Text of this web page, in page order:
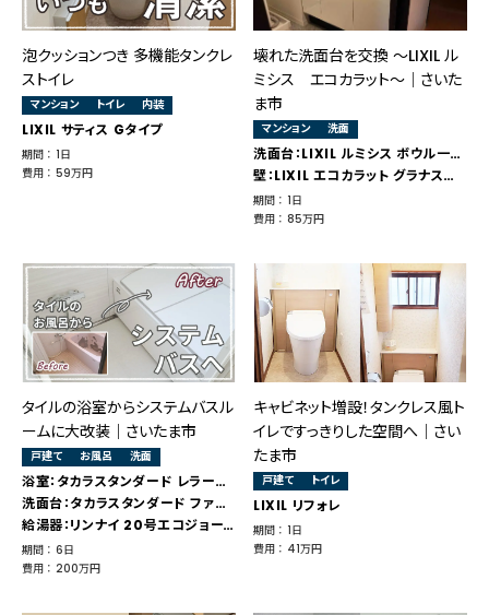
泡クッションつき 多機能タンクレ
ストイレ
マンション トイレ 内装
LIXIL サティス Gタイプ
期間 ： 1日
費用 ： 59万円
壊れた洗面台を交換 ～LIXIL ル
ミシス エコカラット～│さいた
ま市
マンション 洗面
洗面台：LIXIL ルミシス ボウル一体タイプ
壁：LIXIL エコカラット グラナスルドラ
期間 ： 1日
費用 ： 85万円
タイルの浴室からシステムバスル
ームに大改装｜さいたま市
戸建て お風呂 洗面
浴室：タカラスタンダード レラージュ
洗面台：タカラスタンダード ファミーユ
給湯器：リンナイ 20号エコジョーズ
期間 ： 6日
費用 ： 200万円
キャビネット増設！タンクレス風ト
イレですっきりした空間へ│さい
たま市
戸建て トイレ
LIXIL リフォレ
期間 ： 1日
費用 ： 41万円